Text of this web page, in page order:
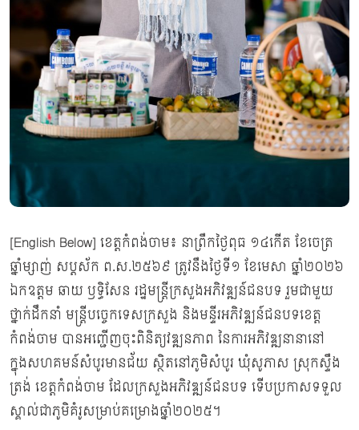
[English Below] ខេត្តកំពង់ចាម៖ នាព្រឹកថ្ងៃពុធ ១៤កើត ខែចេត្រ
ឆ្នាំម្សាញ់ សប្ដស័ក ព.ស.២៥៦៩ ត្រូវនឹងថ្ងៃទី១ ខែមេសា ឆ្នាំ២០២៦
ឯកឧត្តម ឆាយ ឫទ្ធិសែន រដ្ឋមន្ត្រីក្រសួងអភិវឌ្ឍន៍ជនបទ រួមជាមួយ
ថ្នាក់ដឹកនាំ មន្ដ្រីបច្ចេកទេសក្រសួង និងមន្ទីរអភិវឌ្ឍន៍ជនបទខេត្ត
កំពង់ចាម បានអញ្ជើញចុះពិនិត្យវឌ្ឍនភាព នៃការអភិវឌ្ឍនានានៅ
ក្នុងសហគមន៍សំបូរមានជ័យ ស្ថិតនៅភូមិសំបូរ ឃុំសូភាស ស្រុកស្ទឹង
ត្រង់ ខេត្តកំពង់ចាម ដែលក្រសួងអភិវឌ្ឍន៍ជនបទ ទើបប្រកាសទទួល
ស្គាល់ជាភូមិគំរូសម្រាប់គម្រោងឆ្នាំ២០២៥។